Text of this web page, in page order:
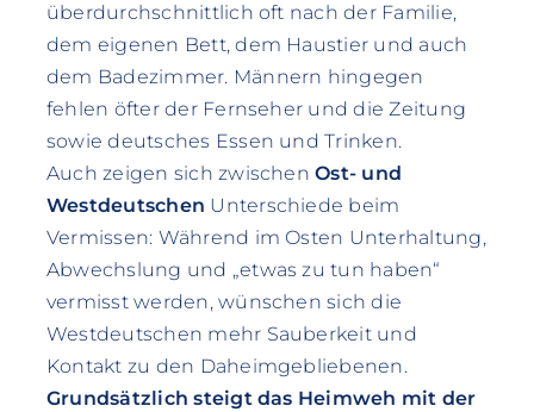
überdurchschnittlich oft nach der Familie,
dem eigenen Bett, dem Haustier und auch
dem Badezimmer. Männern hingegen
fehlen öfter der Fernseher und die Zeitung
sowie deutsches Essen und Trinken.
Auch zeigen sich zwischenOst- und
Westdeutschen Unterschiede beim
Vermissen: Während im Osten Unterhaltung,
Abwechslung und „etwas zu tun haben“
vermisst werden, wünschen sich die
Westdeutschen mehr Sauberkeit und
Kontakt zu den Daheimgebliebenen.
Grundsätzlich steigt das Heimweh mit der